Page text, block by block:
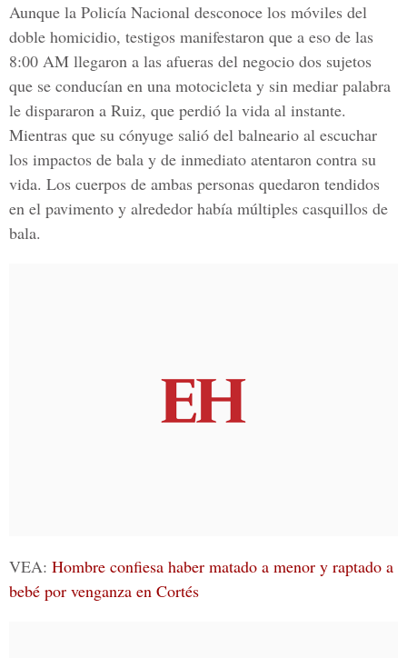
Aunque la Policía Nacional desconoce los móviles del
doble homicidio, testigos manifestaron que a eso de las
8:00 AM llegaron a las afueras del negocio dos sujetos
que se conducían en una motocicleta y sin mediar palabra
le dispararon a Ruiz, que perdió la vida al instante.
Mientras que su cónyuge salió del balneario al escuchar
los impactos de bala y de inmediato atentaron contra su
vida. Los cuerpos de ambas personas quedaron tendidos
en el pavimento y alrededor había múltiples casquillos de
bala.
VEA: Hombre confiesa haber matado a menor y raptado a
bebé por venganza en Cortés